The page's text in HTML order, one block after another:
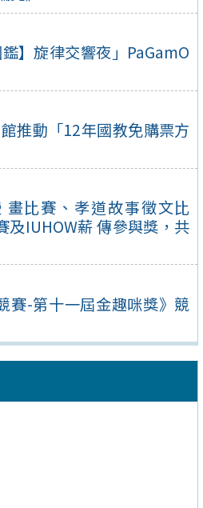
】旋律交響夜」PaGamO
推動「12年國教免購票方
畫比賽、孝道故事徵文比
及IUHOW薪 傳參與獎，共
賽-第十一屆金趣咪獎》競